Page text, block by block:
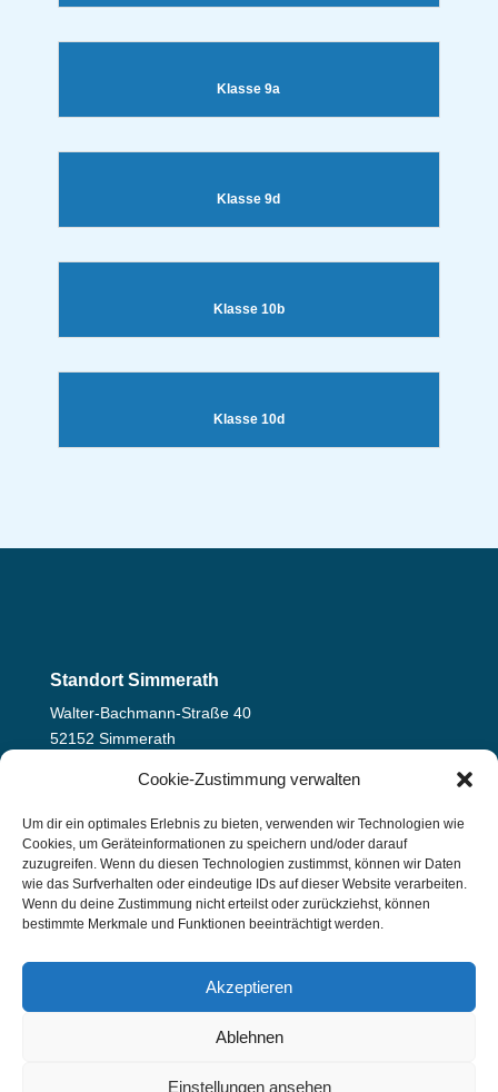
Cookie-Zustimmung verwalten
Um dir ein optimales Erlebnis zu bieten, verwenden wir Technologien wie
Cookies, um Geräteinformationen zu speichern und/oder darauf
zuzugreifen. Wenn du diesen Technologien zustimmst, können wir Daten
wie das Surfverhalten oder eindeutige IDs auf dieser Website verarbeiten.
Wenn du deine Zustimmung nicht erteilst oder zurückziehst, können
bestimmte Merkmale und Funktionen beeinträchtigt werden.
Akzeptieren
Ablehnen
Einstellungen ansehen
Klasse 9a
Klasse 9d
Klasse 10b
Klasse 10d
Standort Simmerath
Walter-Bachmann-Straße 40
52152 Simmerath
info@sekundarschule-nordeifel.de
Standort Hürtgenwald
August-Scholl-Straße 4
52393 Hürtgenwald
Telefon: 02429 94 40 29